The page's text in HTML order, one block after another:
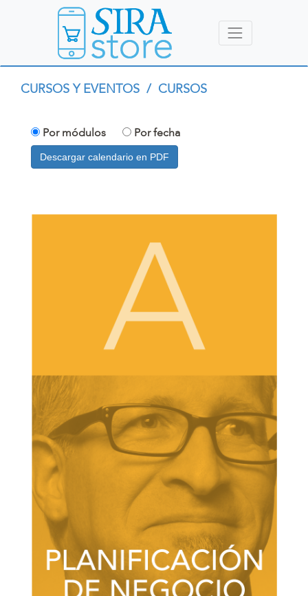
CURSOS Y EVENTOS / CURSOS
Por módulos Por fecha
Descargar calendario en PDF